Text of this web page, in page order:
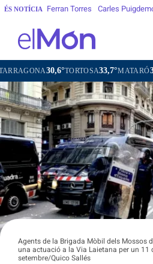
ÉS NOTÍCIA Ferran Torres Carles
TORTOSA33,7°MATARÓ32,2°VIC33,6°
Agents de la Brigada Mòbil dels Mossos
una actuació a la Via Laietana per un 11
setembre/Quico Sallés